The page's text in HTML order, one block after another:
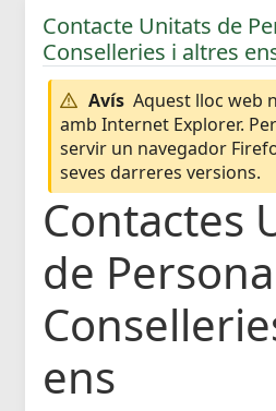
Contacte Unitats de
Conselleries i altres
Avís Aquest lloc web
amb Internet Explorer.
servir un navegador
seves darreres versions.
Contactes
de
ens